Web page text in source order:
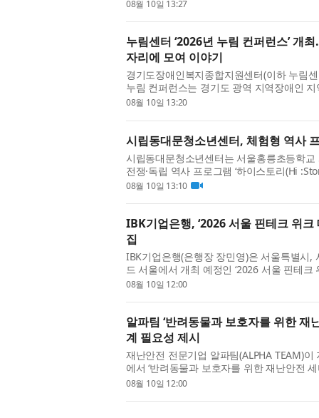
08월 10일 13:27
누림센터 ‘2026년 누림 컨퍼런스’ 개
자리에 모여 이야기
경기도장애인복지종합지원센터(이하 누림
누림 컨퍼런스는 경기도 광역 지역장애인
안 추진해 온 경기도 자립전환지원...
08월 10일 13:20
시립동대문청소년센터, 체험형 역사
시립동대문청소년센터는 서울홍릉초등학
전쟁·독립 역사 프로그램 ‘하이스토리(Hi
운동과 한국전쟁을 중심으로 우리...
08월 10일 13:10
IBK기업은행, ‘2026 서울 핀테크 위
집
IBK기업은행(은행장 장민영)은 서울특별시
드 서울에서 개최 예정인 ‘2026 서울 핀테
모집한다고 밝혔다. 이번 데모데...
08월 10일 12:00
알파팀 ‘반려동물과 보호자를 위한
계 필요성 제시
재난안전 전문기업 알파팀(ALPHA TEAM)
에서 ‘반려동물과 보호자를 위한 재난안전
이 함께 안전하게 대피하기 위한 실...
08월 10일 12:00